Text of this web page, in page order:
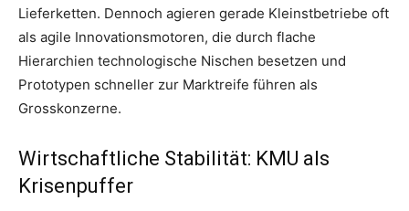
Lieferketten. Dennoch agieren gerade Kleinstbetriebe oft
als agile Innovationsmotoren, die durch flache
Hierarchien technologische Nischen besetzen und
Prototypen schneller zur Marktreife führen als
Grosskonzerne.
Wirtschaftliche Stabilität: KMU als
Krisenpuffer